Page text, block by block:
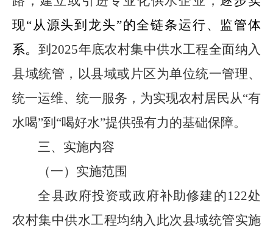
现“从源头到龙头”的全链条运行、监管体
系。 到 2025年底农村集中供水工程全面纳入
县域统管，以县域或片区为单位统一管理、
统一运维、统一服务，为实现农村居民从“有
水喝”到 “喝好水”提供强有力的基础保障。
三、实施内容
（一）实施范围
全县政府投资或政府补助修建的122处
农村集中供水工程均纳入此次县域统管实施